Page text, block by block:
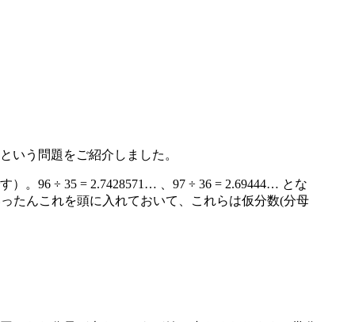
う問題をご紹介しました。
。96 ÷ 35 = 2.7428571… 、97 ÷ 36 = 2.69444… とな
たんこれを頭に入れておいて、これらは仮分数(分母